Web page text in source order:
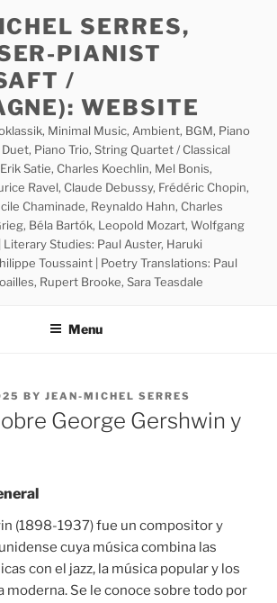
SERRES,
PIANIST
/
WEBSITE
Minimal Music, Ambient, BGM, Piano
Piano Trio, String Quartet / Classical
Satie, Charles Koechlin, Mel Bonis,
Ravel, Claude Debussy, Frédéric Chopin,
Chaminade, Reynaldo Hahn, Charles
Béla Bartók, Leopold Mozart, Wolfgang
Studies: Paul Auster, Haruki
Toussaint | Poetry Translations: Paul
Rupert Brooke, Sara Teasdale
Menu
BY JEAN-MICHEL SERRES
George Gershwin y
(1898-1937) fue un compositor y
cuya música combina las
con el jazz, la música popular y los
moderna. Se le conoce sobre todo por